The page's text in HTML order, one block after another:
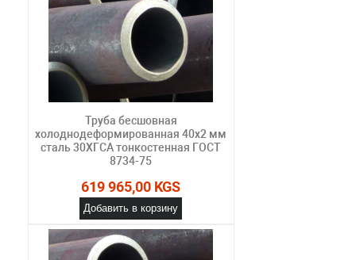
Труба бесшовная
холоднодеформированная 40х2 мм
сталь 30ХГСА тонкостенная ГОСТ
8734-75
619 965,00 KGS
Добавить в корзину